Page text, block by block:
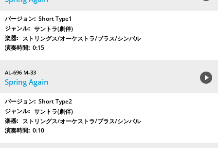
Short Type1
サントラ(劇伴)
ストリングス/オーケストラ/ブラス/シンバル
0:15
AL-696 M-33
Spring Again
Short Type2
サントラ(劇伴)
ストリングス/オーケストラ/ブラス/シンバル
0:10